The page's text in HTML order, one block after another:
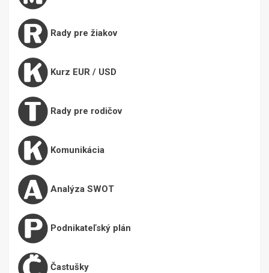
Rady pre žiakov
Kurz EUR / USD
Rady pre rodičov
Komunikácia
Analýza SWOT
Podnikateľský plán
Častušky